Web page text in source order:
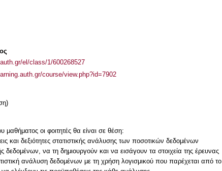
el/class/1/600268527
course/view.php?id=7902
οι φοιτητές θα είναι σε θέση:
και δεξιότητες στατιστικής ανάλυσης των ποσοτικών δεδομένων
να τη δημιουργούν και να εισάγουν τα στοιχεία της έρευνας
ανάλυση δεδομένων με τη χρήση λογισμικού που παρέχεται από το